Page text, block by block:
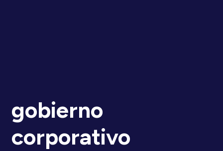
gobierno
corporativo